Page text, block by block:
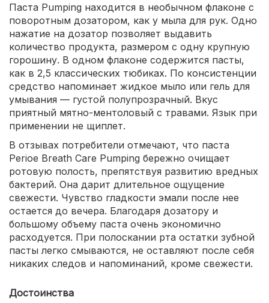
Паста Pumping находится в необычном флаконе с
поворотным дозатором, как у мыла для рук. Одно
нажатие на дозатор позволяет выдавить
количество продукта, размером с одну крупную
горошину. В одном флаконе содержится пасты,
как в 2,5 классических тюбиках. По консистенции
средство напоминает жидкое мыло или гель для
умывания — густой полупрозрачный. Вкус
приятный мятно-ментоловый с травами. Язык при
применении не щиплет.
В отзывах потребители отмечают, что паста
Perioe Breath Care Pumping бережно очищает
ротовую полость, препятствуя развитию вредных
бактерий. Она дарит длительное ощущение
свежести. Чувство гладкости эмали после нее
остается до вечера. Благодаря дозатору и
большому объему паста очень экономично
расходуется. При полоскании рта остатки зубной
пасты легко смываются, не оставляют после себя
никаких следов и напоминаний, кроме свежести.
Достоинства